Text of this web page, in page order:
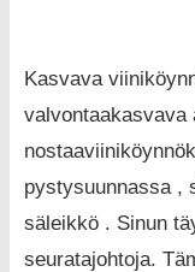
Kasvava
valvontaakasvava
pystysuunnassa ,
säleikkö . Sinun
seuratajohtoja.